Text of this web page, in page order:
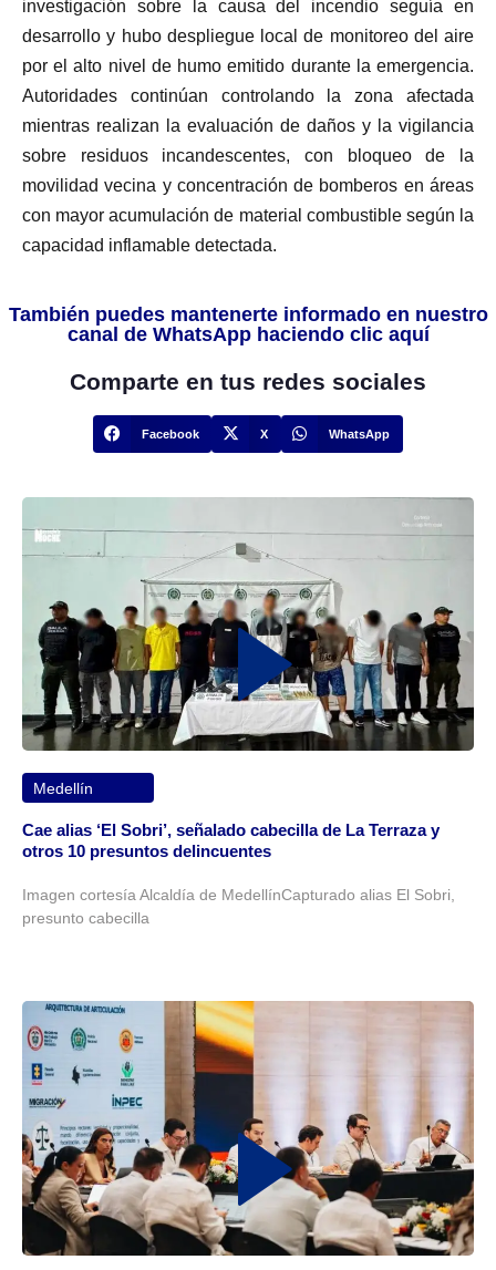
investigación sobre la causa del incendio seguía en
desarrollo y hubo despliegue local de monitoreo del aire
por el alto nivel de humo emitido durante la emergencia.
Autoridades continúan controlando la zona afectada
mientras realizan la evaluación de daños y la vigilancia
sobre residuos incandescentes, con bloqueo de la
movilidad vecina y concentración de bomberos en áreas
con mayor acumulación de material combustible según la
capacidad inflamable detectada.
También puedes mantenerte informado en nuestro
canal de WhatsApp haciendo clic aquí
Comparte en tus redes sociales
Facebook X WhatsApp
Medellín
Cae alias ‘El Sobri’, señalado cabecilla de La Terraza y
otros 10 presuntos delincuentes
Imagen cortesía Alcaldía de MedellínCapturado alias El Sobri,
presunto cabecilla